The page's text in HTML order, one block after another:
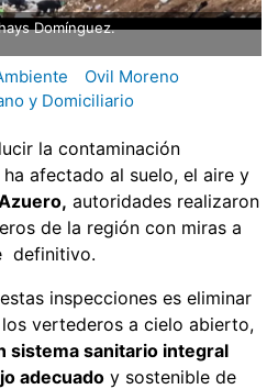
Domínguez.
Ovil Moreno
y Domiciliario
la contaminación
afectado al suelo, el aire y
autoridades realizaron
de la región con miras a
definitivo.
inspecciones es eliminar
vertederos a cielo abierto,
sistema sanitario integral
adecuado y sostenible de